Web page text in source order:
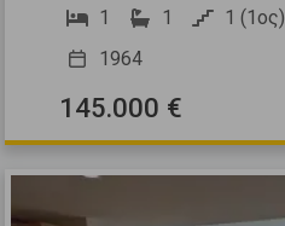
1
1 1 (1ος)
1964
145.000 €